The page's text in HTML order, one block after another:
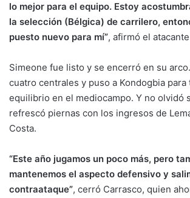
lo mejor para el equipo. Estoy
la selección (Bélgica) de carrilero,
puesto nuevo para mí”, afirmó el
Simeone fue listo y se encerró en su
cuatro centrales y puso a Kondogbia para
equilibrio en el mediocampo. Y no olvidó
refrescó piernas con los ingresos de
Costa.
“Este año jugamos un poco más, pero
mantenemos el aspecto defensivo y
contraataque”, cerró Carrasco, quien